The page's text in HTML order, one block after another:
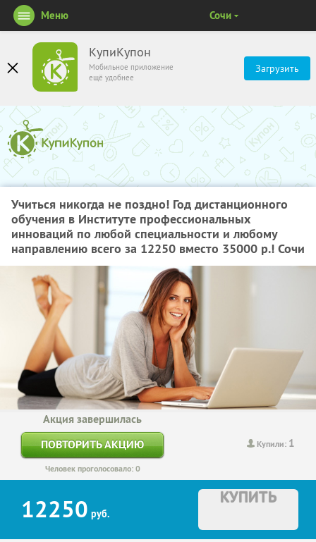
КупиКупон
Мобильное приложение
ещё удобнее
Загрузить
Меню Сочи
Учиться никогда не поздно! Год дистанционного
обучения в Институте профессиональных
инноваций по любой специальности и любому
направлению всего за 12250 вместо 35000 р.! Сочи
Купили: 1
Акция завершилась
ПОВТОРИТЬ АКЦИЮ
Человек проголосовало: 0
12250 руб.
КУПИТЬ